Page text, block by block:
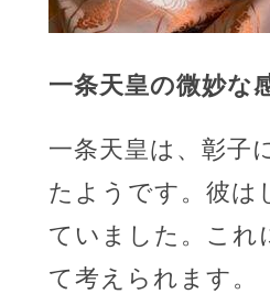
一条天皇の微妙な
一条天皇は、彰子
たようです。彼は
ていました。これ
て考えられます。